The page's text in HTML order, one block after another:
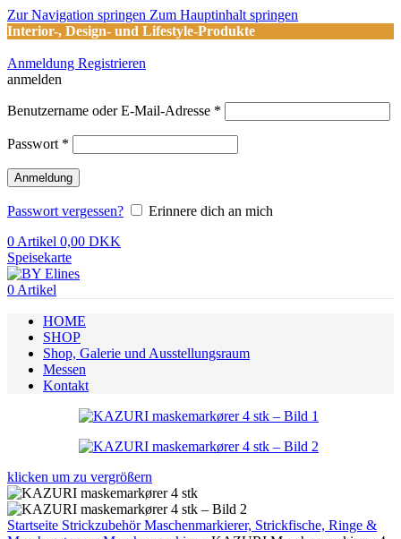
Zur Navigation springen Zum Hauptinhalt springen
Interior-, Design- und Lifestyle-Produkte
Anmeldung Registrieren
anmelden
Benutzername oder E-Mail-Adresse *
Passwort *
Anmeldung
Passwort vergessen?
Erinnere dich an mich
0 Artikel 0,00 DKK
Speisekarte
0 Artikel
HOME
SHOP
Shop, Galerie und Ausstellungsraum
Messen
Kontakt
klicken um zu vergrößern
Startseite StrickzubehörMaschenmarkierer, Strickfische, Ringe &